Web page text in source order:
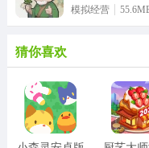
模拟经营
猜你喜欢